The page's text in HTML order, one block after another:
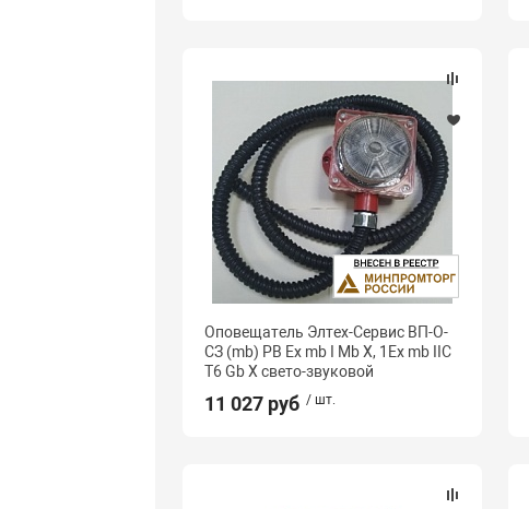
Оповещатель Элтех-Сервис ВП-О-
СЗ (mb) РВ Ex mb I Mb X, 1Ex mb IIC
T6 Gb X свето-звуковой
11 027 руб / шт.